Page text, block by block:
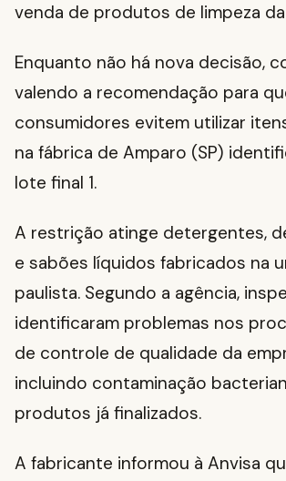
venda de produtos de limpeza
Enquanto não há nova decisão,
valendo a recomendação para
consumidores evitem utilizar
na fábrica de Amparo (SP)
lote final 1.
A restrição atinge detergentes,
e sabões líquidos fabricados na
paulista. Segundo a agência,
identificaram problemas nos
de controle de qualidade da
incluindo contaminação
produtos já finalizados.
A fabricante informou à Anvisa